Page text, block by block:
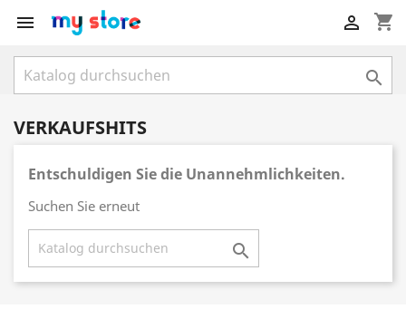
 shopping_cart


VERKAUFSHITS
Entschuldigen Sie die Unannehmlichkeiten.
Suchen Sie erneut
